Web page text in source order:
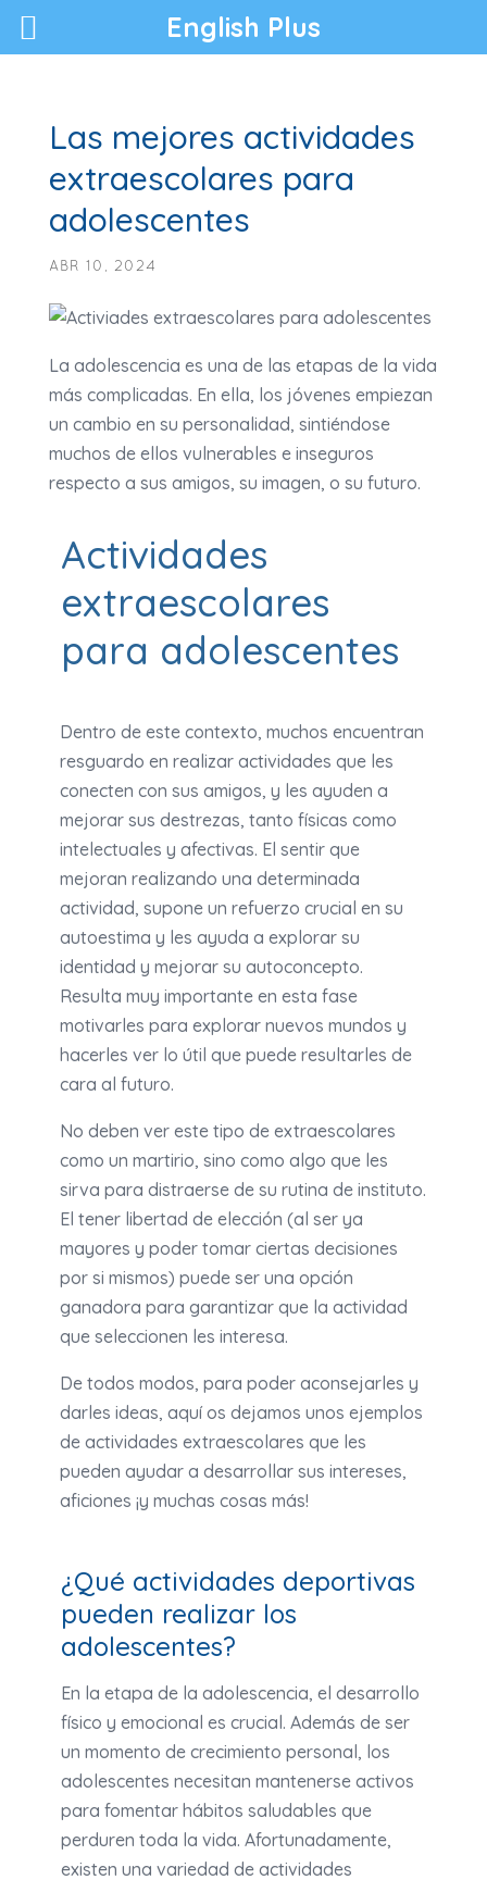
Las mejores actividades
extraescolares para
adolescentes
ABR 10, 2024
La adolescencia es una de las etapas de la vida
más complicadas. En ella, los jóvenes empiezan
un cambio en su personalidad, sintiéndose
muchos de ellos vulnerables e inseguros
respecto a sus amigos, su imagen, o su futuro.
Actividades
extraescolares
para adolescentes
Dentro de este contexto, muchos encuentran
resguardo en realizar actividades que les
conecten con sus amigos, y les ayuden a
mejorar sus destrezas, tanto físicas como
intelectuales y afectivas. El sentir que
mejoran realizando una determinada
actividad, supone un refuerzo crucial en su
autoestima y les ayuda a explorar su
identidad y mejorar su autoconcepto.
Resulta muy importante en esta fase
motivarles para explorar nuevos mundos y
hacerles ver lo útil que puede resultarles de
cara al futuro.
No deben ver este tipo de extraescolares
como un martirio, sino como algo que les
sirva para distraerse de su rutina de instituto.
El tener libertad de elección (al ser ya
mayores y poder tomar ciertas decisiones
por si mismos) puede ser una opción
ganadora para garantizar que la actividad
que seleccionen les interesa.
De todos modos, para poder aconsejarles y
darles ideas, aquí os dejamos unos ejemplos
de actividades extraescolares que les
pueden ayudar a desarrollar sus intereses,
aficiones ¡y muchas cosas más!
¿Qué actividades deportivas
pueden realizar los
adolescentes?
En la etapa de la adolescencia, el desarrollo
físico y emocional es crucial. Además de ser
un momento de crecimiento personal, los
adolescentes necesitan mantenerse activos
para fomentar hábitos saludables que
perduren toda la vida. Afortunadamente,
existen una variedad de actividades
English Plus